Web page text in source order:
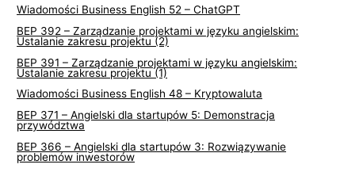
Wiadomości Business English 52 – ChatGPT
BEP 392 – Zarządzanie projektami w języku angielskim:
Ustalanie zakresu projektu (2)
BEP 391 – Zarządzanie projektami w języku angielskim:
Ustalanie zakresu projektu (1)
Wiadomości Business English 48 – Kryptowaluta
BEP 371 – Angielski dla startupów 5: Demonstracja
przywództwa
BEP 366 – Angielski dla startupów 3: Rozwiązywanie
problemów inwestorów